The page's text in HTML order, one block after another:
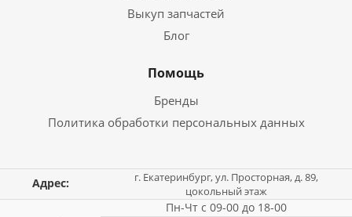
Выкуп запчастей
Блог
Помощь
Бренды
Политика обработки персональных данных
Адрес:
г. Екатеринбург, ул. Просторная, д. 89,
цокольный этаж
Пн-Чт с 09-00 до 18-00